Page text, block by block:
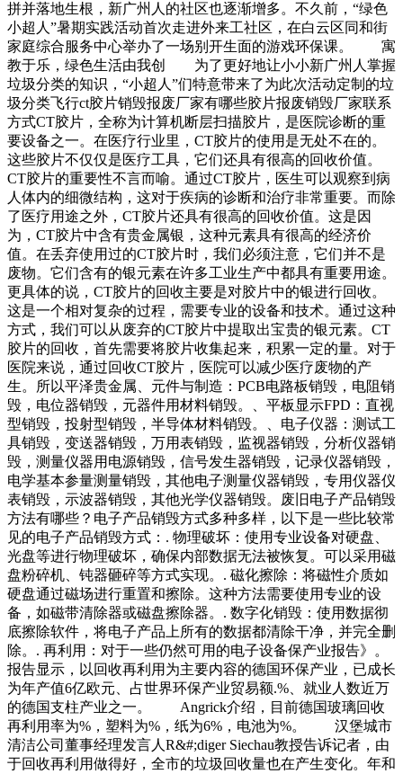
拼并落地生根，新广州人的社区也逐渐增多。不久前，“绿色
小超人”暑期实践活动首次走进外来工社区，在白云区同和街
家庭综合服务中心举办了一场别开生面的游戏环保课。 寓
教于乐，绿色生活由我创 为了更好地让小小新广州人掌握
垃圾分类的知识，“小超人”们特意带来了为此次活动定制的垃
圾分类飞行ct胶片销毁报废厂家有哪些胶片报废销毁厂家联系
方式CT胶片，全称为计算机断层扫描胶片，是医院诊断的重
要设备之一。在医疗行业里，CT胶片的使用是无处不在的。
这些胶片不仅仅是医疗工具，它们还具有很高的回收价值。
CT胶片的重要性不言而喻。通过CT胶片，医生可以观察到病
人体内的细微结构，这对于疾病的诊断和治疗非常重要。而除
了医疗用途之外，CT胶片还具有很高的回收价值。这是因
为，CT胶片中含有贵金属银，这种元素具有很高的经济价
值。在丢弃使用过的CT胶片时，我们必须注意，它们并不是
废物。它们含有的银元素在许多工业生产中都具有重要用途。
更具体的说，CT胶片的回收主要是对胶片中的银进行回收。
这是一个相对复杂的过程，需要专业的设备和技术。通过这种
方式，我们可以从废弃的CT胶片中提取出宝贵的银元素。CT
胶片的回收，首先需要将胶片收集起来，积累一定的量。对于
医院来说，通过回收CT胶片，医院可以减少医疗废物的产
生。所以平泽贵金属、元件与制造：PCB电路板销毁，电阻销
毁，电位器销毁，元器件用材料销毁。、平板显示FPD：直视
型销毁，投射型销毁，半导体材料销毁。、电子仪器：测试工
具销毁，变送器销毁，万用表销毁，监视器销毁，分析仪器销
毁，测量仪器用电源销毁，信号发生器销毁，记录仪器销毁，
电学基本参量测量销毁，其他电子测量仪器销毁，专用仪器仪
表销毁，示波器销毁，其他光学仪器销毁。废旧电子产品销毁
方法有哪些？电子产品销毁方式多种多样，以下是一些比较常
见的电子产品销毁方式：. 物理破坏：使用专业设备对硬盘、
光盘等进行物理破坏，确保内部数据无法被恢复。可以采用磁
盘粉碎机、钝器砸碎等方式实现。. 磁化擦除：将磁性介质如
硬盘通过磁场进行重置和擦除。这种方法需要使用专业的设
备，如磁带清除器或磁盘擦除器。. 数字化销毁：使用数据彻
底擦除软件，将电子产品上所有的数据都清除干净，并完全删
除。. 再利用：对于一些仍然可用的电子设备保产业报告》。
报告显示，以回收再利用为主要内容的德国环保产业，已成长
为年产值6亿欧元、占世界环保产业贸易额.%、就业人数近万
的德国支柱产业之一。 Angrick介绍，目前德国玻璃回收
再利用率为%，塑料为%，纸为6%，电池为%。 汉堡城市
清洁公司董事经理发言人R&#;diger Siechau教授告诉记者，由
于回收再利用做得好，全市的垃圾回收量也在产生变化。年和